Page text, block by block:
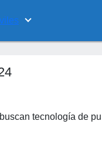
tecnología de